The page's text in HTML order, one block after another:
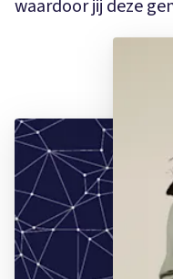
waardoor jij deze